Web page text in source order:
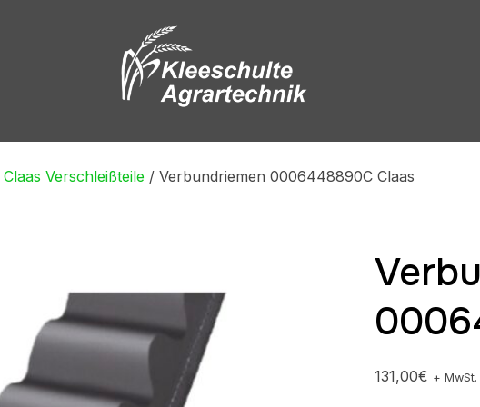
Claas Verschleißteile / Verbundriemen 0006448890C Claas
131,00€ + MwSt.